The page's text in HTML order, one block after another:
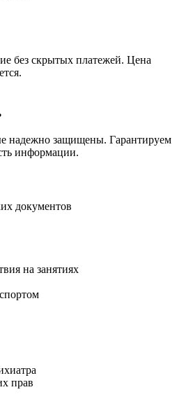
без скрытых платежей. Цена
надежно защищены. Гарантируем
информации.
документов
на занятиях
прав